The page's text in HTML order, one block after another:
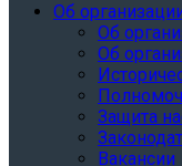
Об
Об
Об
Защита
Вакансии